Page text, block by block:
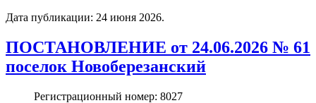
Дата публикации: 24 июня 2026.
ПОСТАНОВЛЕНИЕ от 24.06.2026 № 61
поселок Новоберезанский
Регистрационный номер: 8027